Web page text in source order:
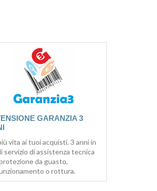
GARANZIA 3
vita ai tuoi acquisti. 3 anni in
servizio di assistenza tecnica
da guasto,
o rottura.